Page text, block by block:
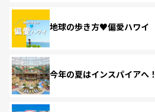
地球の歩き方♥偏愛ハワイ
今年の夏はインスパイアへ！